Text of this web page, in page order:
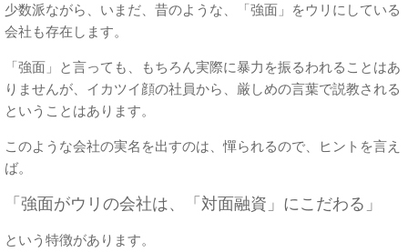
少数派ながら、いまだ、昔のような、「強面」をウリにしている
会社も存在します。
「強面」と言っても、もちろん実際に暴力を振るわれることはあ
りませんが、イカツイ顔の社員から、厳しめの言葉で説教される
ということはあります。
このような会社の実名を出すのは、憚られるので、ヒントを言え
ば。
「強面がウリの会社は、「対面融資」にこだわる」
という特徴があります。